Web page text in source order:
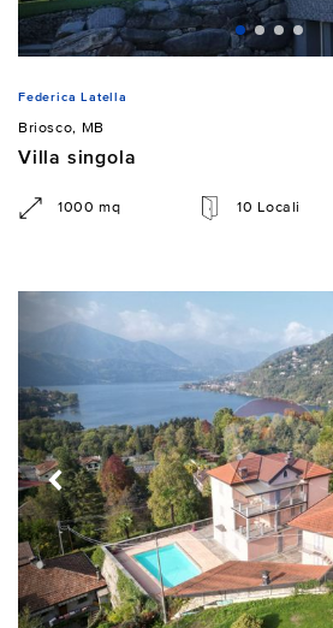
Federica Latella
Briosco, MB
Villa singola
1000 mq 10 Locali